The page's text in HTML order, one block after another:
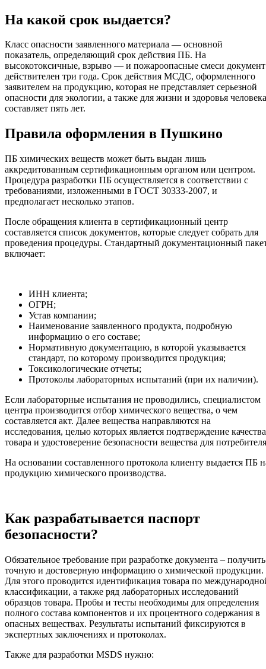
На какой срок выдается?
Класс опасности заявленного материала — основной
показатель, определяющий срок действия ПБ. На
высокотоксичные, взрыво — и пожароопасные смеси документ
действителен три года. Срок действия МСДС, оформленного
заявителем на продукцию, которая не представляет серьезной
опасности для экологии, а также для жизни и здоровья
составляет пять лет.
Правила оформления в Пушкино
ПБ химических веществ может быть выдан лишь
аккредитованным сертификационным органом или центром.
Процедура разработки ПБ осуществляется в соответствии с
требованиями, изложенными в ГОСТ 30333-2007, и
предполагает несколько этапов.
После обращения клиента в сертификационный центр
составляется список документов, которые следует собрать для
проведения процедуры. Стандартный документационный
включает:
ИНН клиента;
ОГРН;
Устав компании;
Наименование заявленного продукта, подробную
информацию о его составе;
Нормативную документацию, в которой указывается
стандарт, по которому производится продукция;
Токсикологические отчеты;
Протоколы лабораторных испытаний (при их наличии).
Если лабораторные испытания не проводились, специалистом
центра производится отбор химического вещества, о чем
составляется акт. Далее вещества направляются на
исследования, целью которых является подтверждение качества
товара и удостоверение безопасности вещества для
На основании составленного протокола клиенту выдается ПБ
продукцию химического производства.
Как разрабатывается паспорт
безопасности?
Обязательное требование при разработке документа – получить
точную и достоверную информацию о химической продукции.
Для этого проводится идентификация товара по
классификации, а также ряд лабораторных исследований
образцов товара. Пробы и тесты необходимы для определения
полного состава компонентов и их процентного содержания в
опасных веществах. Результаты испытаний фиксируются в
экспертных заключениях и протоколах.
Также для разработки MSDS нужно: